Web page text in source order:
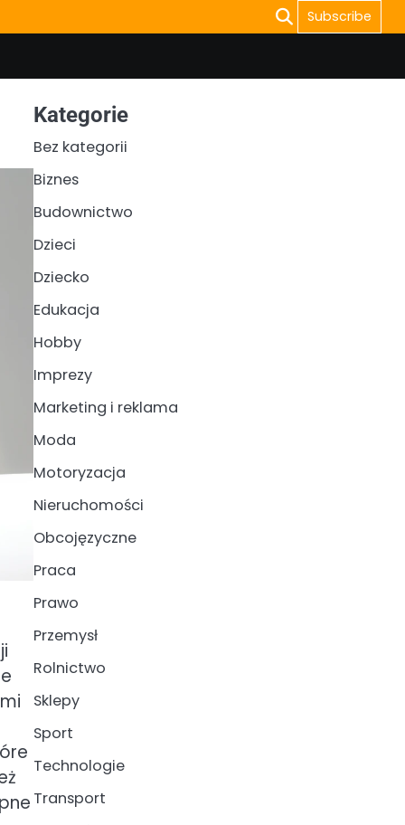
Subscribe
Kategorie
Bez kategorii
Biznes
Budownictwo
Dzieci
Dziecko
Edukacja
Hobby
Imprezy
Marketing i reklama
Moda
Motoryzacja
Nieruchomości
Obcojęzyczne
Praca
Prawo
Przemysł
Rolnictwo
Sklepy
Sport
Technologie
Transport